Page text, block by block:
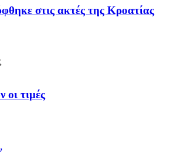
στις ακτές της Κροατίας
τιμές